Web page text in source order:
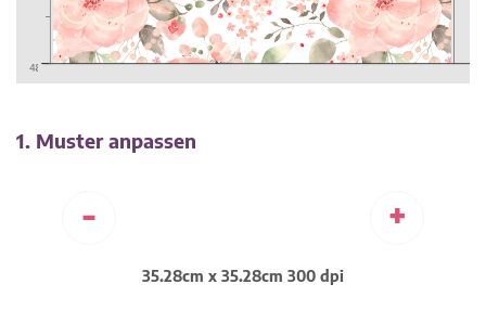
1. Muster anpassen
- +
35.28cm x 35.28cm 300 dpi